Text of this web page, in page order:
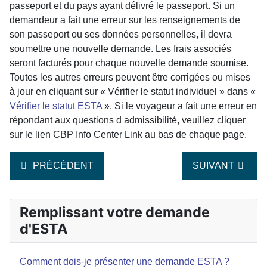
passeport et du pays ayant délivré le passeport. Si un
demandeur a fait une erreur sur les renseignements de
son passeport ou ses données personnelles, il devra
soumettre une nouvelle demande. Les frais associés
seront facturés pour chaque nouvelle demande soumise.
Toutes les autres erreurs peuvent être corrigées ou mises
à jour en cliquant sur « Vérifier le statut individuel » dans «
Vérifier le statut ESTA ». Si le voyageur a fait une erreur en
répondant aux questions d admissibilité, veuillez cliquer
sur le lien CBP Info Center Link au bas de chaque page.
ARTICLE PRÉCÉDENT : PUIS-JE SOLLICITER L
PRÉCÉDENT ARTICLE
SUIVANT
Remplissant votre demande
d'ESTA
Comment dois-je présenter une demande ESTA ?